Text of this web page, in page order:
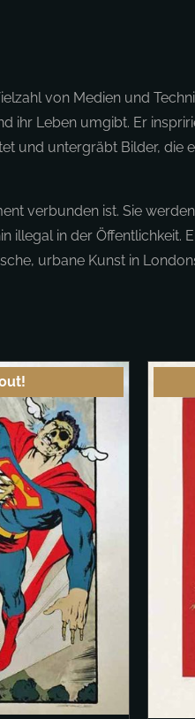
von Medien und
ihr Leben umgibt. Er
und untergräbt Bilder, die
verbunden ist. Sie
illegal in der Öffentlichkeit.
urbane Kunst in